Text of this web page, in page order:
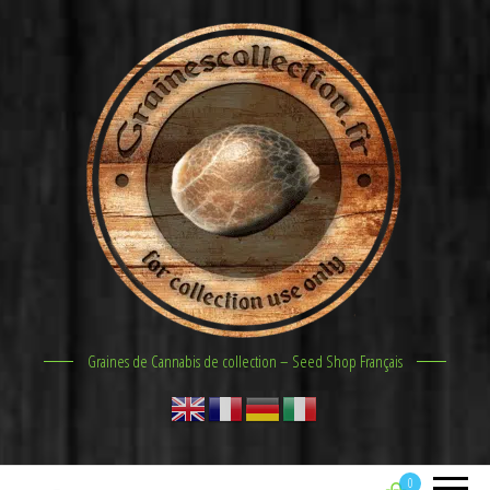
Graines de Cannabis de collection – Seed Shop Français
0